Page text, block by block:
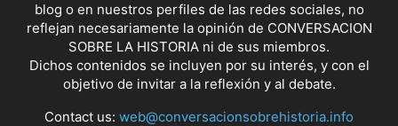
blog o en nuestros perfiles de las redes sociales, no
reflejan necesariamente la opinión de CONVERSACION
SOBRE LA HISTORIA ni de sus miembros.
Dichos contenidos se incluyen por su interés, y con el
objetivo de invitar a la reflexión y al debate.
Contact us: web@conversacionsobrehistoria.info